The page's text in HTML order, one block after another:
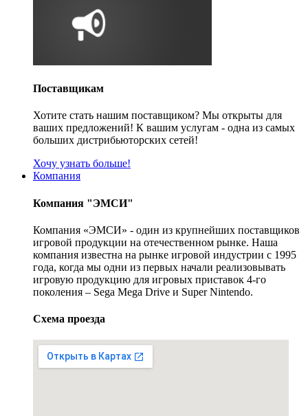
Поставщикам
Хотите стать нашим поставщиком? Мы открыты для
ваших предложений! К вашим услугам - одна из самых
больших дистрибьюторских сетей!
Хочу узнать больше!
Компания
Компания "ЭМСИ"
Компания «ЭМСИ» - один из крупнейших поставщиков
игровой продукции на отечественном рынке. Наша
компания известна на рынке игровой индустрии с 1995
года, когда мы одни из первых начали реализовывать
игровую продукцию для игровых приставок 4-го
поколения – Sega Mega Drive и Super Nintendo.
Схема проезда